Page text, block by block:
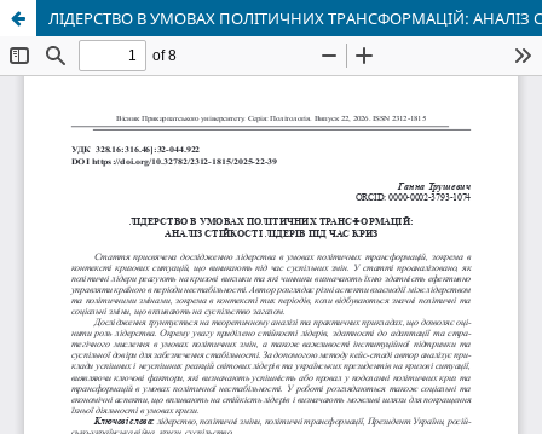
ЛІДЕРСТВО В УМОВАХ ПОЛІТИЧНИХ ТРАНСФОРМАЦІЙ: АНАЛІЗ